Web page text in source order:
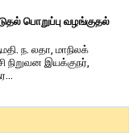
பொறுப்பு வழங்குதல்
ந. லதா, மாநிலக்
நிறுவன இயக்குநர்,